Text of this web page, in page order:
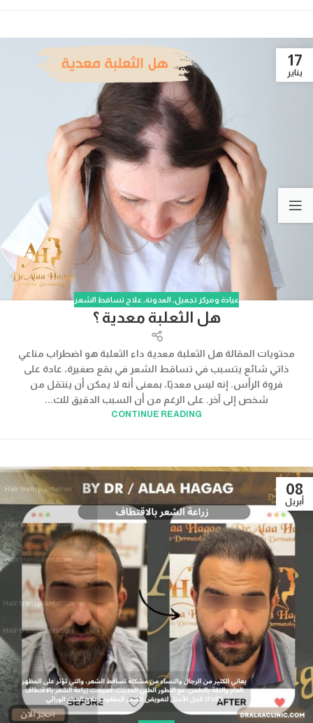
17
يناير
عيادة ومركز تجميل, المدونة, علاج تساقط الشعر
هل الثعلبة معدية ؟
محتويات المقالة هل الثعلبة معدية داء الثعلبة هو اضطراب مناعي
ذاتي شائع يتسبب في تساقط الشعر في بقع صغيرة، عادة على
فروة الرأس. إنه ليس معديًا، بمعنى أنه لا يمكن أن ينتقل من
شخص إلى آخر. على الرغم من أن السبب الدقيق للث...
CONTINUE READING
08
أبريل